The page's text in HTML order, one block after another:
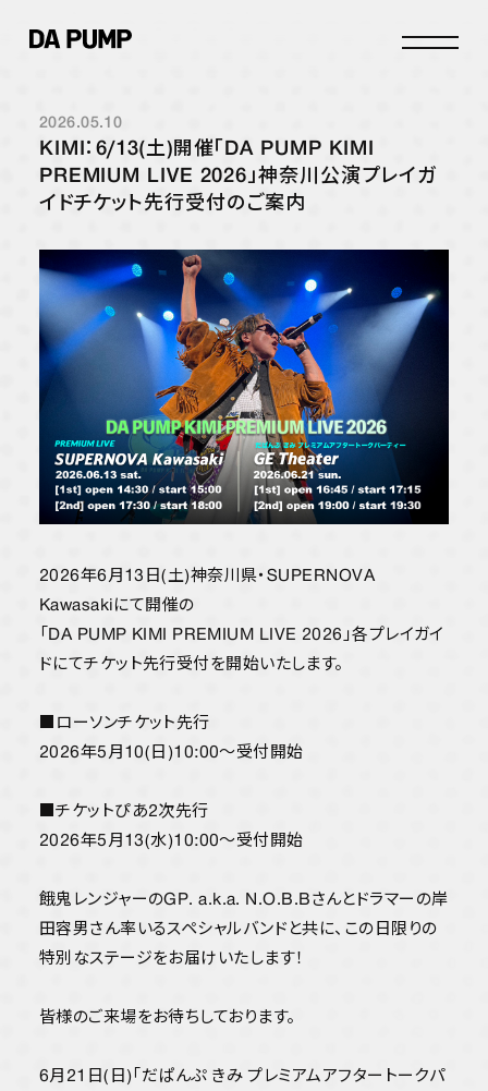
INFO
SCHEDULE
STORE
DISCOGRAPHY
PROFILE
FANCLUB
JOIN
LOGIN
DPC INFO
DPC PHOTOLOG
MOVIE
YORIのBlue moon radio
STREAM
2026.05.10
KIMI：6/13(土)開催「DA PUMP KIMI
PREMIUM LIVE 2026」神奈川公演プレイガ
イドチケット先行受付のご案内
2026年6月13日(土)神奈川県・SUPERNOVA
Kawasakiにて開催の
「DA PUMP KIMI PREMIUM LIVE 2026」各プレイガイ
ドにてチケット先行受付を開始いたします。
■ローソンチケット先行
2026年5月10(日)10:00〜受付開始
■チケットぴあ2次先行
2026年5月13(水)10:00〜受付開始
餓鬼レンジャーのGP. a.k.a. N.O.B.Bさんとドラマーの岸
田容男さん率いるスペシャルバンドと共に、この日限りの
特別なステージをお届けいたします！
皆様のご来場をお待ちしております。
6月21日(日)「だぱんぷ きみ プレミアムアフタートークパ